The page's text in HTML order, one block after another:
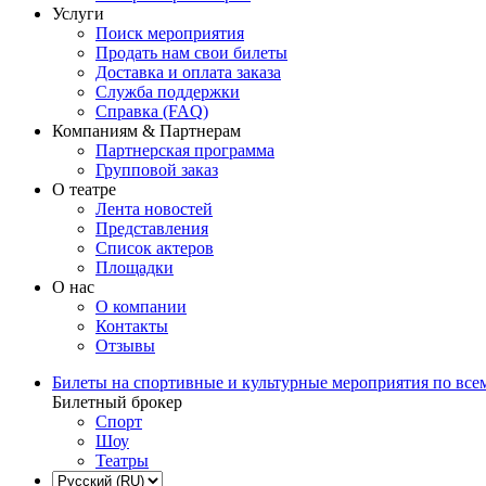
Услуги
Поиск мероприятия
Продать нам свои билеты
Доставка и оплата заказа
Служба поддержки
Справка (FAQ)
Компаниям & Партнерам
Партнерская программа
Групповой заказ
О театре
Лента новостей
Представления
Список актеров
Площадки
О нас
О компании
Контакты
Отзывы
Билеты на спортивные и культурные мероприятия по
Билетный брокер
Спорт
Шоу
Театры